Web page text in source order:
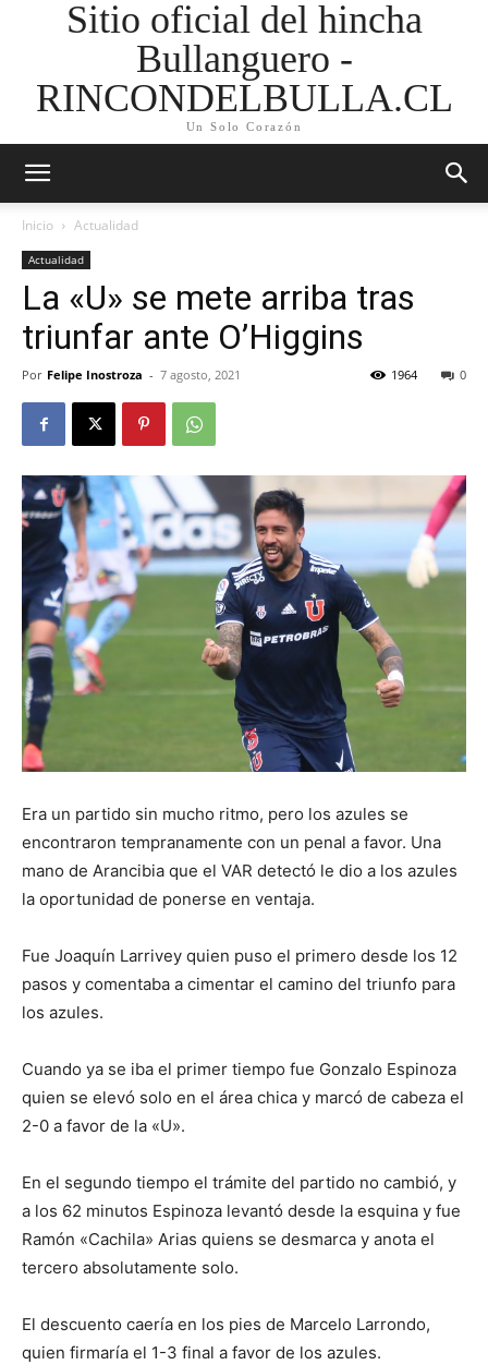
Sitio oficial del hincha
Bullanguero -
RINCONDELBULLA.CL
Un Solo Corazón
Inicio Actualidad
Actualidad
La «U» se mete arriba tras
triunfar ante O’Higgins
Por Felipe Inostroza - 7 agosto, 2021 0
1964
Era un partido sin mucho ritmo, pero los azules se
encontraron tempranamente con un penal a favor. Una
mano de Arancibia que el VAR detectó le dio a los azules
la oportunidad de ponerse en ventaja.
Fue Joaquín Larrivey quien puso el primero desde los 12
pasos y comentaba a cimentar el camino del triunfo para
los azules.
Cuando ya se iba el primer tiempo fue Gonzalo Espinoza
quien se elevó solo en el área chica y marcó de cabeza el
2-0 a favor de la «U».
En el segundo tiempo el trámite del partido no cambió, y
a los 62 minutos Espinoza levantó desde la esquina y fue
Ramón «Cachila» Arias quiens se desmarca y anota el
tercero absolutamente solo.
El descuento caería en los pies de Marcelo Larrondo,
quien firmaría el 1-3 final a favor de los azules.